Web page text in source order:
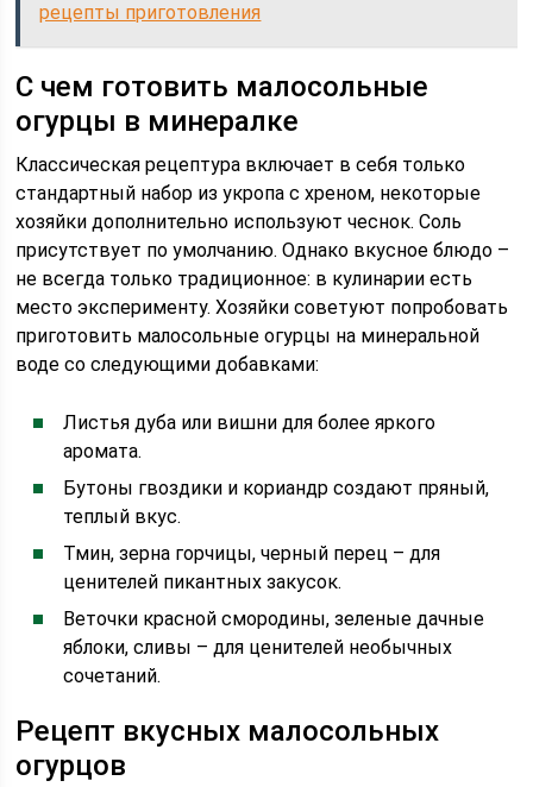
рецепты приготовления
С чем готовить малосольные
огурцы в минералке
Классическая рецептура включает в себя только
стандартный набор из укропа с хреном, некоторые
хозяйки дополнительно используют чеснок. Соль
присутствует по умолчанию. Однако вкусное блюдо –
не всегда только традиционное: в кулинарии есть
место эксперименту. Хозяйки советуют попробовать
приготовить малосольные огурцы на минеральной
воде со следующими добавками:
Листья дуба или вишни для более яркого
аромата.
Бутоны гвоздики и кориандр создают пряный,
теплый вкус.
Тмин, зерна горчицы, черный перец – для
ценителей пикантных закусок.
Веточки красной смородины, зеленые дачные
яблоки, сливы – для ценителей необычных
сочетаний.
Рецепт вкусных малосольных
огурцов